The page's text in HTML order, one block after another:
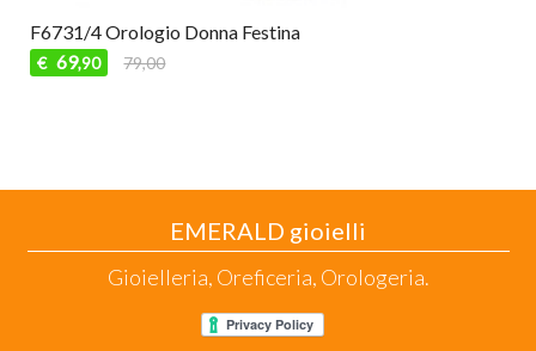
F6731/4 Orologio Donna Festina
€ 69,90 79,00
EMERALD gioielli
Gioielleria, Oreficeria, Orologeria.